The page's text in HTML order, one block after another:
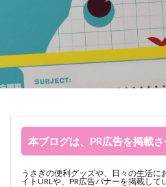
本ブログは、PR広告を掲載さ
うさぎの便利グッズや、日々の生活
イトURLや、PR広告バナーを掲載して